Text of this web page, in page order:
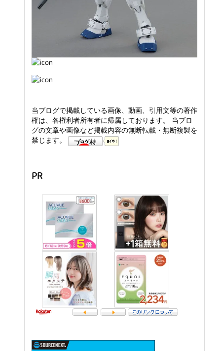
当ブログで掲載している画像、動画、引用文等の著作
権は、各権利者所有者に帰属しております。 当ブロ
グの文章や画像など掲載内容の無断転載・無断複製を
禁じます。
PR